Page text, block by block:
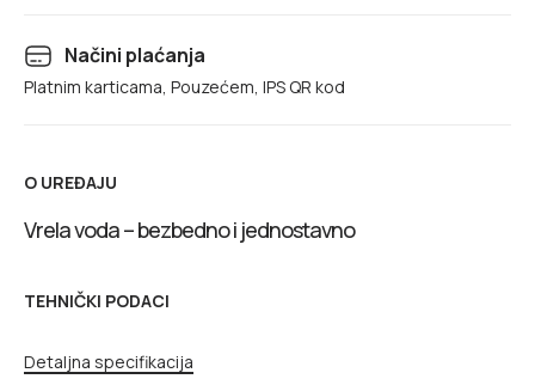
Načini plaćanja
Platnim karticama, Pouzećem, IPS QR kod
O UREĐAJU
Vrela voda – bezbedno i jednostavno
TEHNIČKI PODACI
Detaljna specifikacija